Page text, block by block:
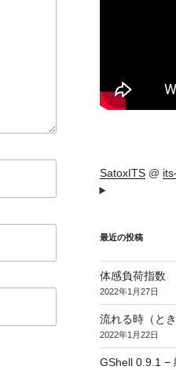
SatoxITS@
最近の投稿
体感負荷指数
2022年1月27日
流れる時（と
2022年1月22日
GShell 0.9.1 −